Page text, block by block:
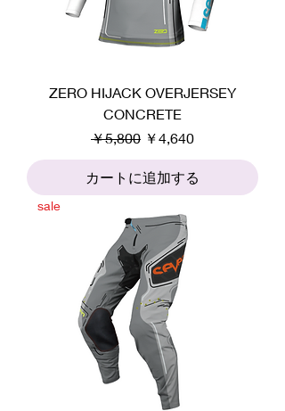
ZERO HIJACK OVERJERSEY
CONCRETE
通常価格
￥5,800 セール価格
￥4,640
カートに追加する
sale